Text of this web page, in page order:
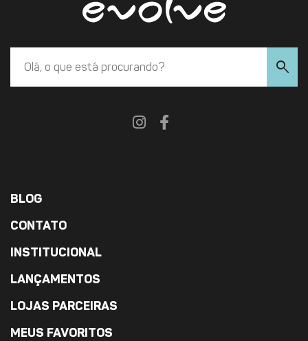
search
BLOG
CONTATO
INSTITUCIONAL
LANÇAMENTOS
LOJAS PARCEIRAS
MEUS FAVORITOS